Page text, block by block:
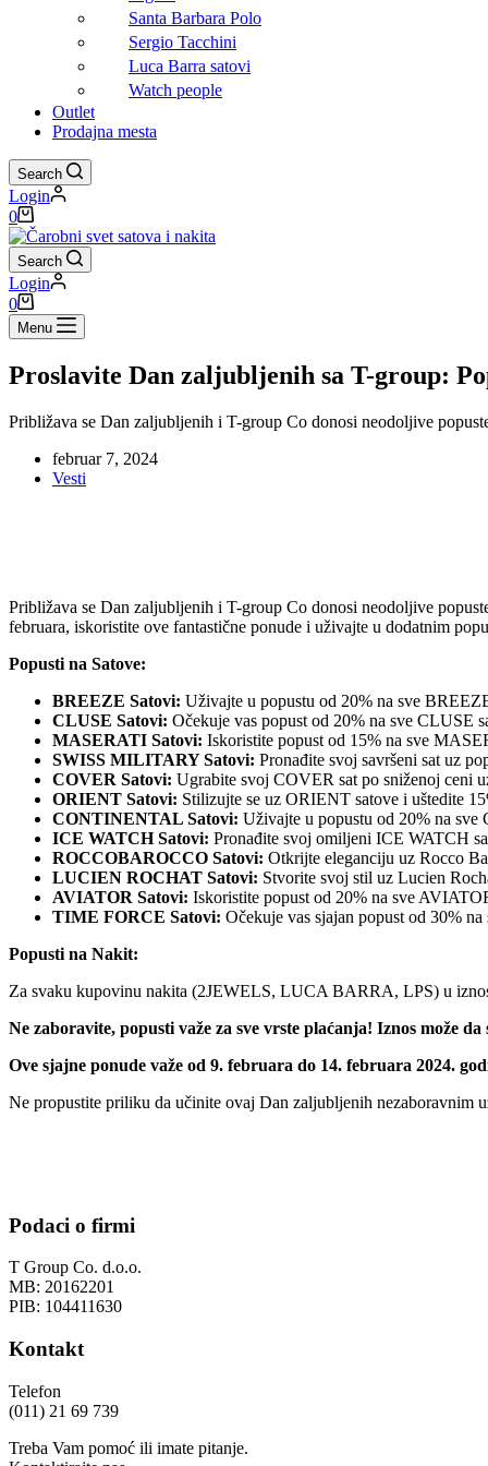
Santa Barbara Polo
Sergio Tacchini
Luca Barra satovi
Watch people
Outlet
Prodajna mesta
Search
Login
Shopping
cart
0
Search
Login
Shopping
cart
0
Menu
Proslavite Dan zaljubljenih sa T-group:
Približava se Dan zaljubljenih i T-group Co donosi neodoljive
februar 7, 2024
Vesti
Približava se Dan zaljubljenih i T-group Co donosi neodoljive
februara, iskoristite ove fantastične ponude i uživajte u dodatnim
Popusti na Satove:
BREEZE Satovi: Uživajte u popustu od 20% na sve
CLUSE Satovi: Očekuje vas popust od 20% na sve CLUSE
MASERATI Satovi: Iskoristite popust od 15% na sve
SWISS MILITARY Satovi: Pronađite svoj savršeni sat uz
COVER Satovi: Ugrabite svoj COVER sat po sniženoj ceni
ORIENT Satovi: Stilizujte se uz ORIENT satove i uštedite
CONTINENTAL Satovi: Uživajte u popustu od 20% na
ICE WATCH Satovi: Pronađite svoj omiljeni ICE WATCH
ROCCOBAROCCO Satovi: Otkrijte eleganciju uz Rocco
LUCIEN ROCHAT Satovi: Stvorite svoj stil uz Lucien
AVIATOR Satovi: Iskoristite popust od 20% na sve
TIME FORCE Satovi: Očekuje vas sjajan popust od 30%
Popusti na Nakit:
Za svaku kupovinu nakita (2JEWELS, LUCA BARRA, LPS) u
Ne zaboravite, popusti važe za sve vrste plaćanja! Iznos može
Ove sjajne ponude važe od 9. februara do 14. februara 2024.
Ne propustite priliku da učinite ovaj Dan zaljubljenih nezaboravnim
Podaci o firmi
T Group Co. d.o.o.
MB: 20162201
PIB: 104411630
Kontakt
Telefon
(011) 21 69 739
Treba Vam pomoć ili imate pitanje.